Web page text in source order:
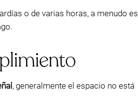
o de varias horas, a menudo es
, generalmente el espacio no está